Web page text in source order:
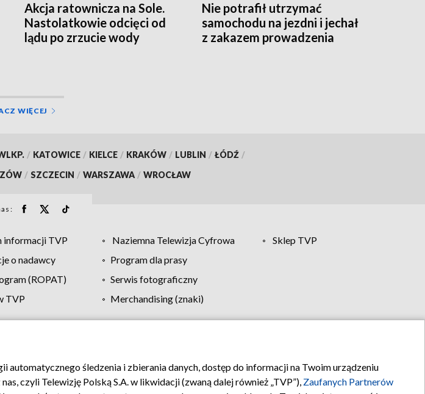
Akcja ratownicza na Sole.
Nastolatkowie odcięci od
lądu po zrzucie wody
Nie potrafił utrzymać
samochodu na jezdni i jechał
z zakazem prowadzenia
WIĘCEJ
/ KATOWICE / KIELCE / KRAKÓW / LUBLIN / ŁÓDŹ /
/ SZCZECIN / WARSZAWA / WROCŁAW
informacji TVP Naziemna Telewizja Cyfrowa
Sklep TVP
o nadawcy
Program dla prasy
(ROPAT)
Serwis fotograficzny
TVP
Merchandising (znaki)
zgody Pomoc Biuro reklamy Kontakt
śledzenia i zbierania danych, dostęp do informacji na Twoim urządzeniu
czyli Telewizję Polską S.A. w likwidacji (zwaną dalej również „TVP”), Zaufanych Partnerów